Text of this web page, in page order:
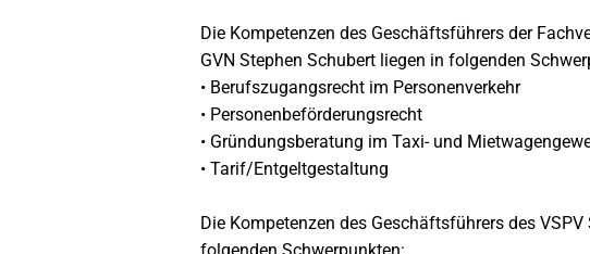
Die Kompetenzen des Geschäftsführers der
GVN Stephen Schubert liegen in folgenden
• Berufszugangsrecht im Personenverkehr
• Personenbeförderungsrecht
• Gründungsberatung im Taxi- und
• Tarif/Entgeltgestaltung
Die Kompetenzen des Geschäftsführers des